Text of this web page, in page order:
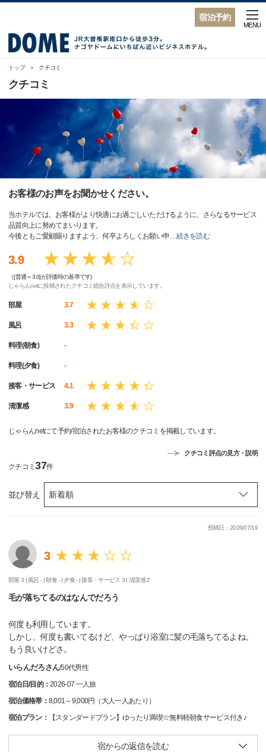
宿泊予約
MENU
トップ クチコミ
クチコミ
お客様のお声をお聞かせください。
当ホテルでは、お客様がより快適にお過ごしいただけるように、さらなるサービス
品質向上に努めてまいります。
今後ともご愛顧賜りますよう、何卒よろしくお願い申…続きを読む
3.9
（[普通＝3.0]が評価時の基準です)
じゃらんnetに投稿されたクチコミ総合評点を表示しています。
部屋 3.7
風呂 3.3
料理(朝食) -
料理(夕食) -
接客・サービス 4.1
清潔感 3.9
じゃらんnetにて予約/宿泊されたお客様のクチコミを掲載しています。
クチコミ評点の見方・説明
クチコミ37件
並び替え
投稿日：2026/07/19
3
部屋 3 | 風呂 - |朝食 - | 夕食 - |接客・サービス 3 |清潔感 2
毛が落ちてるのはなんでだろう
何度も利用しています。
しかし、何度も書いてるけど、やっぱり浴室に髪の毛落ちてるよね。
もう良いけどさ。
いらんだろさん/50代男性
宿泊日/目的：2026-07 一人旅
宿泊価格帯： 8,001～9,000円（大人一人あたり）
宿泊プラン：
【スタンダードプラン】ゆったり満喫☆無料軽朝食サービス付き♪
宿からの返信を読む